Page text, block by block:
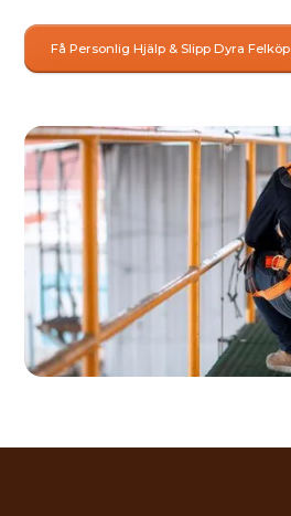
Få Personlig Hjälp & Slipp Dyra Felköp